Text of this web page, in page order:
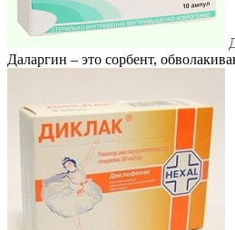
Даларгин – это сорбент,